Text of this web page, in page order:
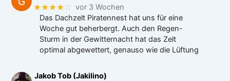
★★★★☆ vor 3 Wochen
Das Dachzelt Piratennest hat uns für eine
Woche gut beherbergt. Auch den Regen-
Sturm in der Gewitternacht hat das Zelt
optimal abgewettert, genauso wie die Lüftung
Jakob Tob (Jakilino)